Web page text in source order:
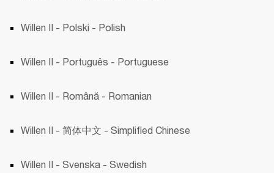
Willen II - Polski - Polish
Willen II - Português - Portuguese
Willen II - Română - Romanian
Willen II - 简体中文 - Simplified Chinese
Willen II - Svenska - Swedish